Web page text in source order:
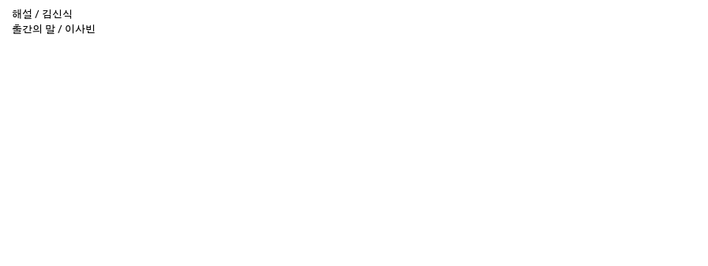
해설 / 김신식
출간의 말 / 이사빈